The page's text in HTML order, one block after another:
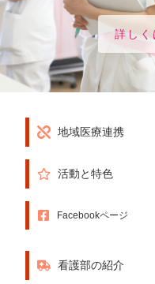
詳しく
地域医療連携
活動と特色
Facebookページ
看護部の紹介